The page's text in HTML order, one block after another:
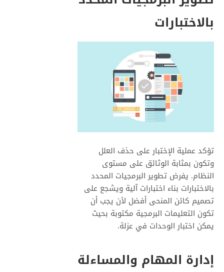
بالاختبارات
تؤكد عملية الإختبار على حذف العلل
وتكون بمثابة الوثائق على مستوى
النظام. يفرض تطوير البرمجيات المحدد
بالاختبارات بناء اختبارات آلية ويشجع على
تصميم كائن المنحى أفضل لأن يجب أن
تكون التعليمات البرمجية مكتوبة بحيث
يمكن اختبار الوحدات في عزلة.
إدارة المهام والمساءلة